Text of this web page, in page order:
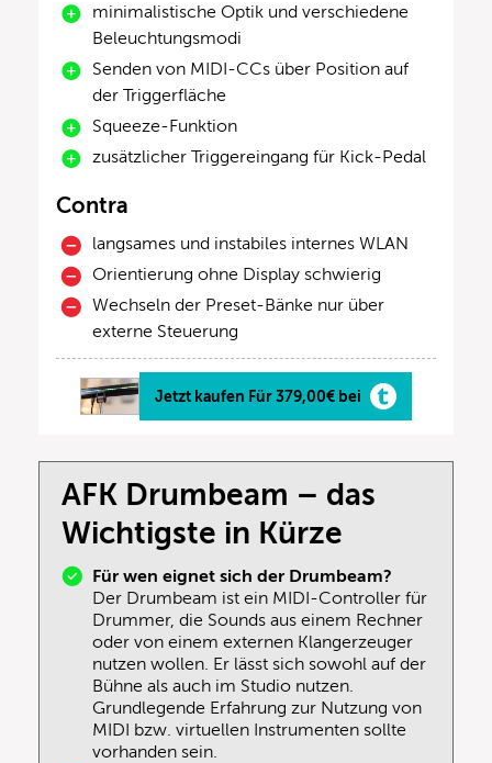
minimalistische Optik und verschiedene
Beleuchtungsmodi
Senden von MIDI-CCs über Position auf
der Triggerfläche
Squeeze-Funktion
zusätzlicher Triggereingang für Kick-Pedal
Contra
langsames und instabiles internes WLAN
Orientierung ohne Display schwierig
Wechseln der Preset-Bänke nur über
externe Steuerung
Jetzt kaufen Für 379,00€ bei
AFK Drumbeam – das
Wichtigste in Kürze
Für wen eignet sich der Drumbeam?
Der Drumbeam ist ein MIDI-Controller für
Drummer, die Sounds aus einem Rechner
oder von einem externen Klangerzeuger
nutzen wollen. Er lässt sich sowohl auf der
Bühne als auch im Studio nutzen.
Grundlegende Erfahrung zur Nutzung von
MIDI bzw. virtuellen Instrumenten sollte
vorhanden sein.